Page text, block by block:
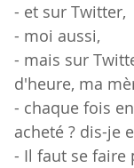
- et sur Twitter,
- moi aussi,
- mais sur
d'heure, ma
- chaque fois
acheté ? dis-je
- Il faut se faire